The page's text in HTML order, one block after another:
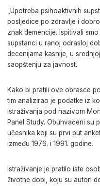
„Upotreba psihoaktivnih
posljedice po zdravlje i
znak demencije. Ispitivali
supstanci u ranoj odrasloj
decenijama kasnije, u
saopštenju za javnost.
Kako bi pratili ove obrasce
tim analizirao je podatke iz
istraživanja pod nazivom
Panel Study. Obuhvaćeni su
učesnika koji su prvi put
između 1976. i 1991. godine.
Istraživanje je pratilo iste
životne dobi, koju su autori